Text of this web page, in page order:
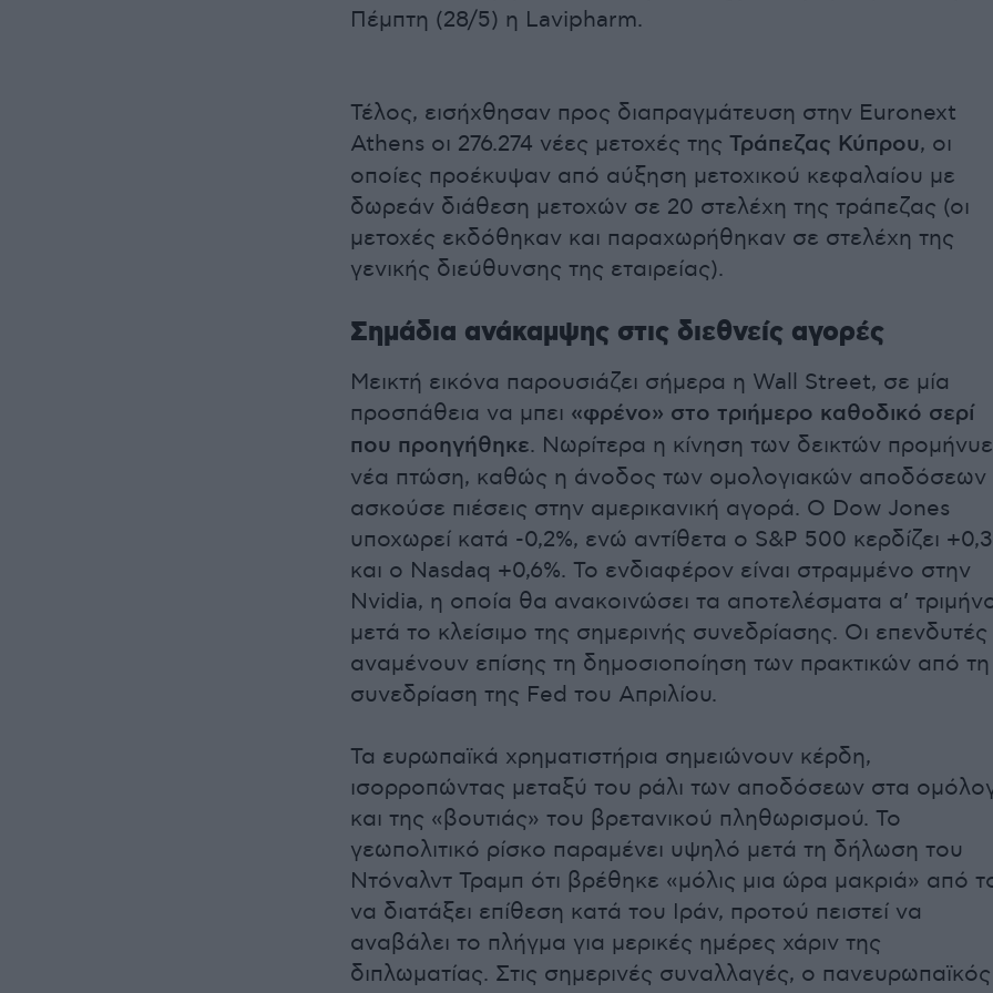
Πέμπτη (28/5) η Lavipharm.
Τέλος, εισήχθησαν προς διαπραγμάτευση στην Euronext
Athens οι 276.274 νέες μετοχές της Τράπεζας Κύπρου, οι
οποίες προέκυψαν από αύξηση μετοχικού κεφαλαίου με
δωρεάν διάθεση μετοχών σε 20 στελέχη της τράπεζας (οι
μετοχές εκδόθηκαν και παραχωρήθηκαν σε στελέχη της
γενικής διεύθυνσης της εταιρείας).
Σημάδια ανάκαμψης στις διεθνείς αγορές
Μεικτή εικόνα παρουσιάζει σήμερα η Wall Street, σε μία
προσπάθεια να μπει «φρένο» στο τριήμερο καθοδικό σερί
που προηγήθηκε. Νωρίτερα η κίνηση των δεικτών προμήνυε
νέα πτώση, καθώς η άνοδος των ομολογιακών αποδόσεων
ασκούσε πιέσεις στην αμερικανική αγορά. Ο Dow Jones
υποχωρεί κατά -0,2%, ενώ αντίθετα ο S&P 500 κερδίζει
και ο Nasdaq +0,6%. Το ενδιαφέρον είναι στραμμένο στην
Nvidia, η οποία θα ανακοινώσει τα αποτελέσματα α’
μετά το κλείσιμο της σημερινής συνεδρίασης. Οι επενδυτές
αναμένουν επίσης τη δημοσιοποίηση των πρακτικών από τη
συνεδρίαση της Fed του Απριλίου.
Τα ευρωπαϊκά χρηματιστήρια σημειώνουν κέρδη,
ισορροπώντας μεταξύ του ράλι των αποδόσεων στα
και της «βουτιάς» του βρετανικού πληθωρισμού. Το
γεωπολιτικό ρίσκο παραμένει υψηλό μετά τη δήλωση του
Ντόναλντ Τραμπ ότι βρέθηκε «μόλις μια ώρα μακριά» από
να διατάξει επίθεση κατά του Ιράν, προτού πειστεί να
αναβάλει το πλήγμα για μερικές ημέρες χάριν της
διπλωματίας. Στις σημερινές συναλλαγές, ο πανευρωπαϊκός